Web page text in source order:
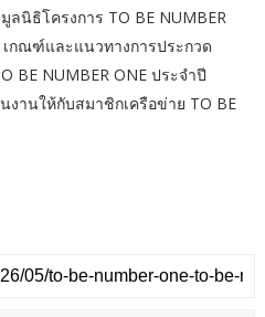
ลนิธิโครงการ TO BE NUMBER
เกณฑ์และแนวทางการประกวด
BE NUMBER ONE ประจำปี
งานให้กับสมาชิกเครือข่าย TO BE